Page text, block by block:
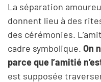
La séparation
donnent lieu à des
des cérémonies.
cadre symbolique. On
parce que l’amitié
est supposée